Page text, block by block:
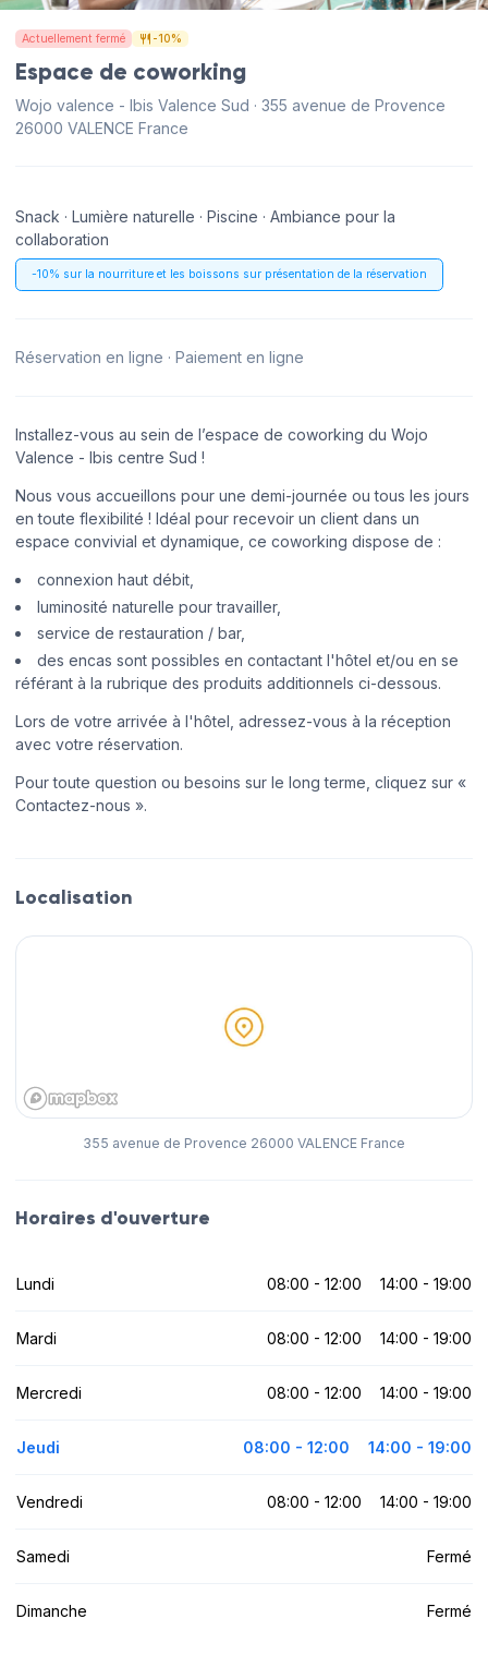
Actuellement fermé -10%
Espace de coworking
Wojo valence - Ibis Valence Sud · 355 avenue de Provence
26000 VALENCE France
Snack · Lumière naturelle · Piscine · Ambiance pour la
collaboration
-10% sur la nourriture et les boissons sur présentation de la réservation
Réservation en ligne · Paiement en ligne
Installez-vous au sein de l’espace de coworking du Wojo
Valence - Ibis centre Sud !
Nous vous accueillons pour une demi-journée ou tous les jours
en toute flexibilité ! Idéal pour recevoir un client dans un
espace convivial et dynamique, ce coworking dispose de :
connexion haut débit,
luminosité naturelle pour travailler,
service de restauration / bar,
des encas sont possibles en contactant l'hôtel et/ou en se
référant à la rubrique des produits additionnels ci-dessous.
Lors de votre arrivée à l'hôtel, adressez-vous à la réception
avec votre réservation.
Pour toute question ou besoins sur le long terme, cliquez sur «
Contactez-nous ».
Localisation
355 avenue de Provence 26000 VALENCE France
Horaires d'ouverture
Lundi 08:00 - 12:00 14:00 - 19:00
Mardi 08:00 - 12:00 14:00 - 19:00
Mercredi 08:00 - 12:00 14:00 - 19:00
Jeudi 08:00 - 12:00 14:00 - 19:00
Vendredi 08:00 - 12:00 14:00 - 19:00
Samedi Fermé
Dimanche Fermé